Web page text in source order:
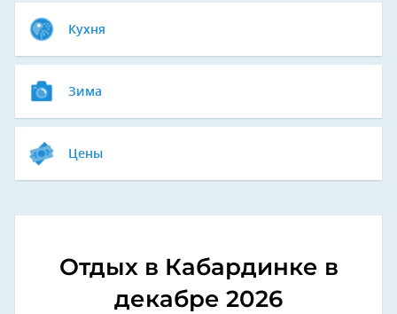
Кухня
Зима
Цены
Отдых в Кабардинке в
декабре 2026